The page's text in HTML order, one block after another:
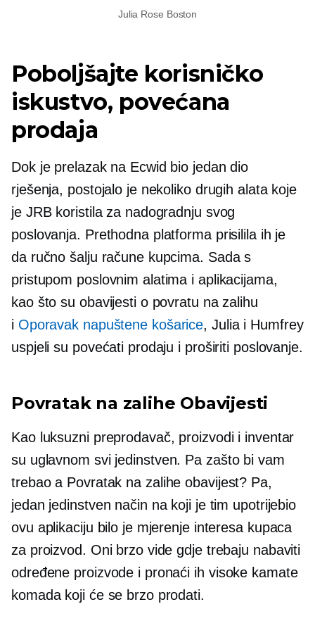
Julia Rose Boston
Poboljšajte korisničko
iskustvo, povećana
prodaja
Dok je prelazak na Ecwid bio jedan dio
rješenja, postojalo je nekoliko drugih alata koje
je JRB koristila za nadogradnju svog
poslovanja. Prethodna platforma prisilila ih je
da ručno šalju račune kupcima. Sada s
pristupom poslovnim alatima i aplikacijama,
kao što su obavijesti o povratu na zalihu
i Oporavak napuštene košarice, Julia i Humfrey
uspjeli su povećati prodaju i proširiti poslovanje.
Povratak na zalihe Obavijesti
Kao luksuzni preprodavač, proizvodi i inventar
su uglavnom svi jedinstven. Pa zašto bi vam
trebao a Povratak na zalihe obavijest? Pa,
jedan jedinstven način na koji je tim upotrijebio
ovu aplikaciju bilo je mjerenje interesa kupaca
za proizvod. Oni brzo vide gdje trebaju nabaviti
određene proizvode i pronaći ih visoke kamate
komada koji će se brzo prodati.